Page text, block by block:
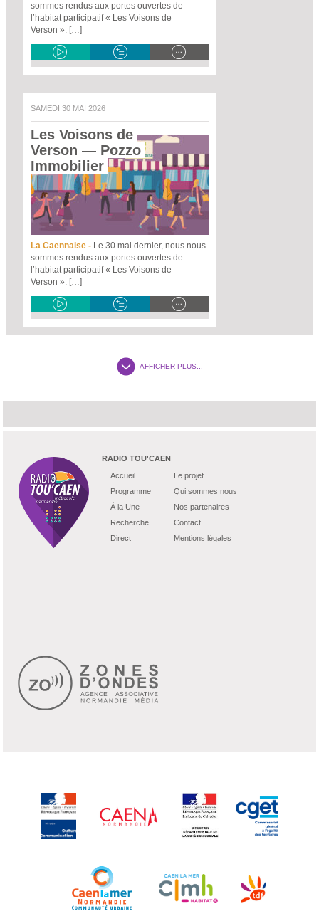
sommes rendus aux portes ouvertes de
l’habitat participatif « Les Voisons de
Verson ». […]
SAMEDI 30 MAI 2026
Les Voisons de
Verson — Pozzo
Immobilier
La Caennaise - Le 30 mai dernier, nous nous
sommes rendus aux portes ouvertes de
l’habitat participatif « Les Voisons de
Verson ». […]
AFFICHER PLUS...
RADIO TOU'CAEN
Accueil
Programme
À la Une
Recherche
Direct
Le projet
Qui sommes nous
Nos partenaires
Contact
Mentions légales